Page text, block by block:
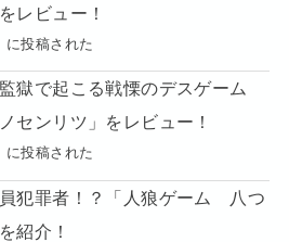
レビュー！
に投稿された
獄で起こる戦慄のデスゲーム
センリツ」をレビュー！
に投稿された
犯罪者！？「人狼ゲーム 八つ
紹介！